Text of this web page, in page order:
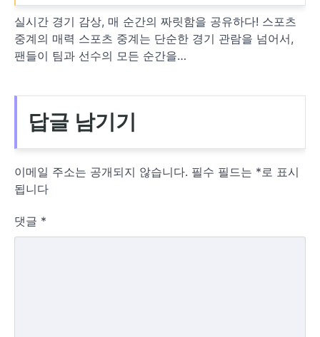
실시간 경기 감상, 매 순간의 짜릿함을 공유하다! 스포츠
중계의 매력 스포츠 중계는 단순한 경기 관람을 넘어서,
팬들이 팀과 선수의 모든 순간을…
답글 남기기
이메일 주소는 공개되지 않습니다. 필수 필드는 * 로 표시
됩니다
댓글 *